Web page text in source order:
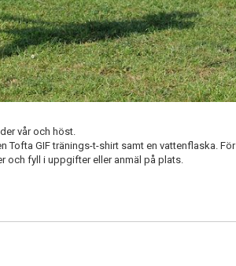
vår och höst.
Tofta GIF tränings-t-shirt samt en vattenflaska. För
och fyll i uppgifter eller anmäl på plats.